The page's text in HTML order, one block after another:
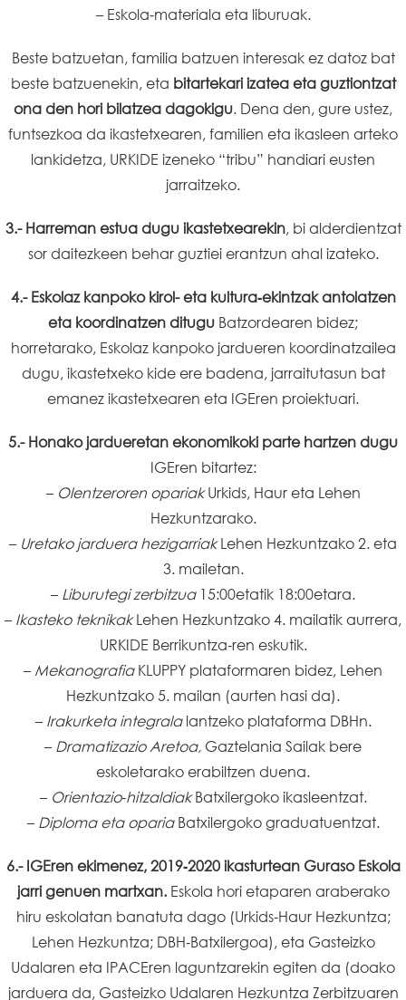
– Eskola‑materiala eta liburuak.
Beste batzuetan, familia batzuen interesak ez datoz bat
beste batzuenekin, eta bitartekari izatea eta guztiontzat
ona den hori bilatzea dagokigu. Dena den, gure ustez,
funtsezkoa da ikastetxearen, familien eta ikasleen arteko
lankidetza, URKIDE izeneko “tribu” handiari eusten
jarraitzeko.
3.- Harreman estua dugu ikastetxearekin, bi alderdientzat
sor daitezkeen behar guztiei erantzun ahal izateko.
4.- Eskolaz kanpoko kirol- eta kultura‑ekintzak antolatzen
eta koordinatzen ditugu Batzordearen bidez;
horretarako, Eskolaz kanpoko jardueren koordinatzailea
dugu, ikastetxeko kide ere badena, jarraitutasun bat
emanez ikastetxearen eta IGEren proiektuari.
5.- Honako jardueretan ekonomikoki parte hartzen dugu
IGEren bitartez:
– Olentzeroren opariakUrkids, Haur eta Lehen
Hezkuntzarako.
– Uretako jarduera hezigarriakLehen Hezkuntzako 2. eta
3. mailetan.
– Liburutegi zerbitzua15:00etatik 18:00etara.
– Ikasteko teknikakLehen Hezkuntzako 4. mailatik aurrera,
URKIDE Berrikuntza‑ren eskutik.
– MekanografiaKLUPPY plataformaren bidez, Lehen
Hezkuntzako 5. mailan (aurten hasi da).
– Irakurketa integralalantzeko plataforma DBHn.
– Dramatizazio Aretoa, Gaztelania Sailak bere
eskoletarako erabiltzen duena.
– Orientazio‑hitzaldiakBatxilergoko ikasleentzat.
– Diploma eta opariaBatxilergoko graduatuentzat.
6.- IGEren ekimenez, 2019‑2020 ikasturtean Guraso Eskola
jarri genuen martxan.Eskola hori etaparen araberako
hiru eskolatan banatuta dago (Urkids‑Haur Hezkuntza;
Lehen Hezkuntza; DBH‑Batxilergoa), eta Gasteizko
Udalaren eta IPACEren laguntzarekin egiten da (doako
jarduera da, Gasteizko Udalaren Hezkuntza Zerbitzuaren